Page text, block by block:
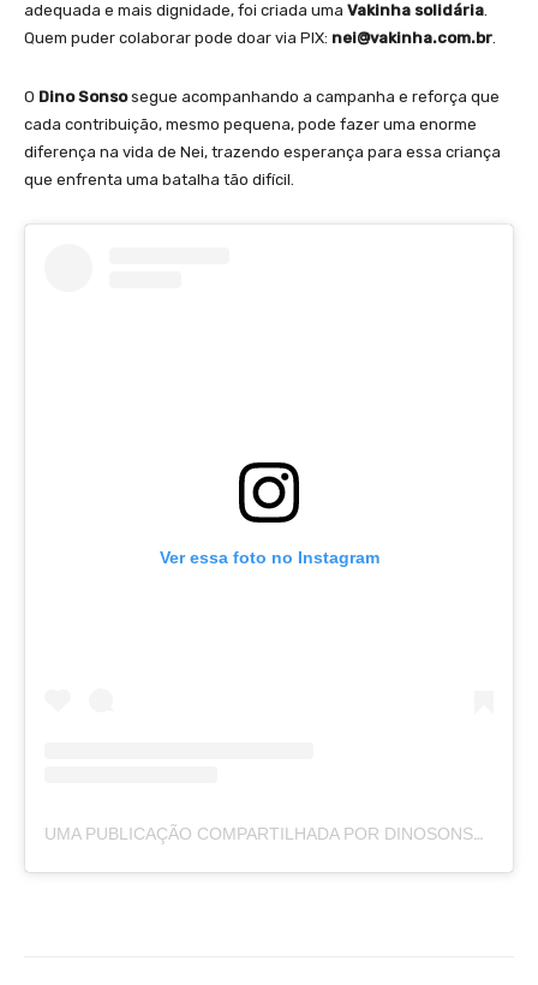
adequada e mais dignidade, foi criada uma Vakinha solidária.
Quem puder colaborar pode doar via PIX: nei@vakinha.com.br.
O Dino Sonsosegue acompanhando a campanha e reforça que
cada contribuição, mesmo pequena, pode fazer uma enorme
diferença na vida de Nei, trazendo esperança para essa criança
que enfrenta uma batalha tão difícil.
Ver essa foto no Instagram
UMA PUBLICAÇÃO COMPARTILHADA POR DINOSONSO MICKAAEL RIBEIRO (@DINOSONSO)